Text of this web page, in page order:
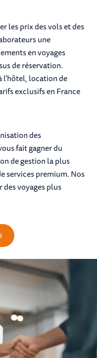
les prix des vols et des
une
en voyages
de réservation.
l’hôtel, location de
exclusifs en France
des
fait gagner du
de gestion la plus
services premium. Nos
voyages plus